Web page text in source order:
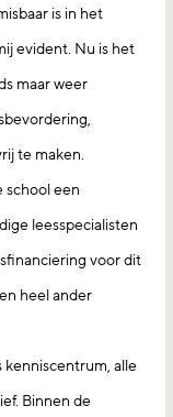
is in het
evident. Nu is het
maar weer
te maken.
school een
leesspecialisten
voor dit
heel ander
alle
Binnen de